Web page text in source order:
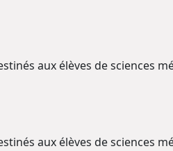
aux élèves de sciences
aux élèves de sciences